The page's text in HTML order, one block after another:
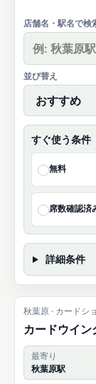
店舗名・駅名で検
並び替え
すぐ使う条件
無料
席数確認済
詳細条件
秋葉原 · カードシ
カードウイン
最寄り
秋葉原駅